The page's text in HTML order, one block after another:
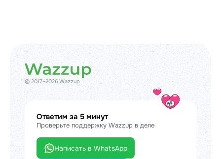
© 2017–2026 Wazzup
Ответим за 5 минут
Проверьте поддержку Wazzup в деле
Написать в WhatsApp